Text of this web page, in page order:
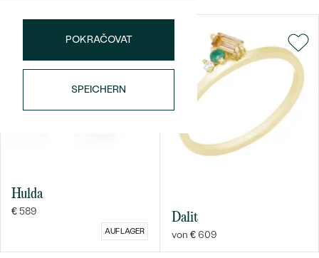
Bestseller
POKRAČOVAT
SPEICHERN
Hulda
€ 589
AUF LAGER
Dalit
von € 609